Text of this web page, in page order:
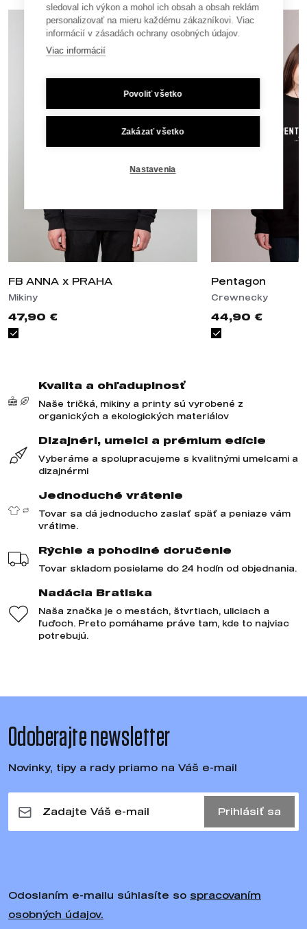
FB ANNA x PRAHA
Mikiny
47,90 €
Pentagon
Crewnecky
44,90 €
Kvalita a ohľaduplnosť
Naše tričká, mikiny a printy sú vyrobené z
organických a ekologických materiálov
Dizajnéri, umelci a prémium edície
Vyberáme a spolupracujeme s kvalitnými umelcami a
dizajnérmi
Jednoduché vrátenie
Tovar sa dá jednoducho zaslať späť a peniaze vám
vrátime.
Rýchle a pohodlné doručenie
Tovar skladom posielame do 24 hodín od objednania.
Nadácia Bratiska
Naša značka je o mestách, štvrtiach, uliciach a
ľuďoch. Preto pomáhame práve tam, kde to najviac
potrebujú.
Odoberajte newsletter
Novinky, tipy a rady priamo na Váš e-mail
Prihlásiť sa
Odoslaním e-mailu súhlasíte so spracovaním
osobných údajov.
sledoval ich výkon a mohol ich obsah a obsah reklám
personalizovať na mieru každému zákazníkovi. Viac
informácií v zásadách ochrany osobných údajov.
Viac informácií
Povoliť všetko
Zakázať všetko
Nastavenia